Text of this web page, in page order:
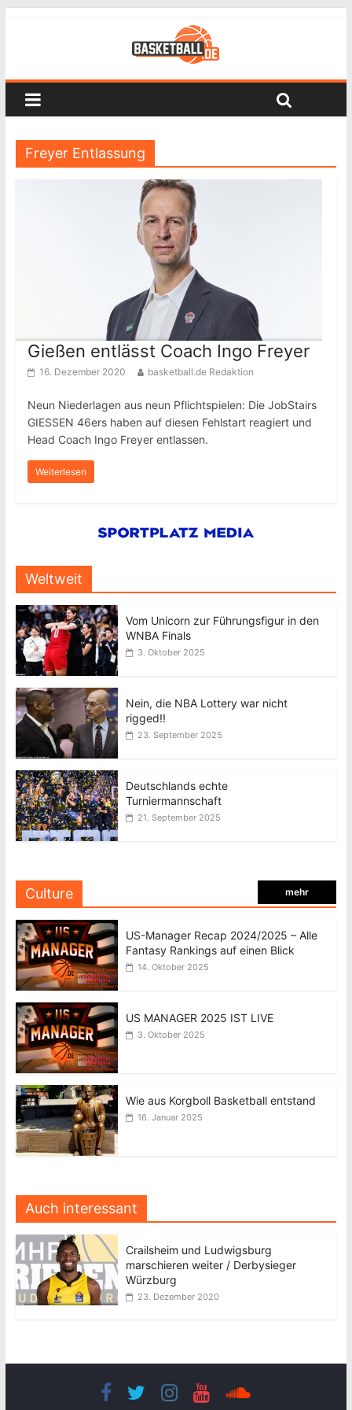
Freyer Entlassung
Gießen entlässt Coach Ingo Freyer
16. Dezember 2020 basketball.de Redaktion
Neun Niederlagen aus neun Pflichtspielen: Die JobStairs
GIESSEN 46ers haben auf diesen Fehlstart reagiert und
Head Coach Ingo Freyer entlassen.
Weiterlesen
Weltweit
Vom Unicorn zur Führungsfigur in den
WNBA Finals
3. Oktober 2025
Nein, die NBA Lottery war nicht
rigged!!
23. September 2025
Deutschlands echte
Turniermannschaft
21. September 2025
Culture mehr
US-Manager Recap 2024/2025 – Alle
Fantasy Rankings auf einen Blick
14. Oktober 2025
US MANAGER 2025 IST LIVE
3. Oktober 2025
Wie aus Korgboll Basketball entstand
16. Januar 2025
Auch interessant
Crailsheim und Ludwigsburg
marschieren weiter / Derbysieger
Würzburg
23. Dezember 2020